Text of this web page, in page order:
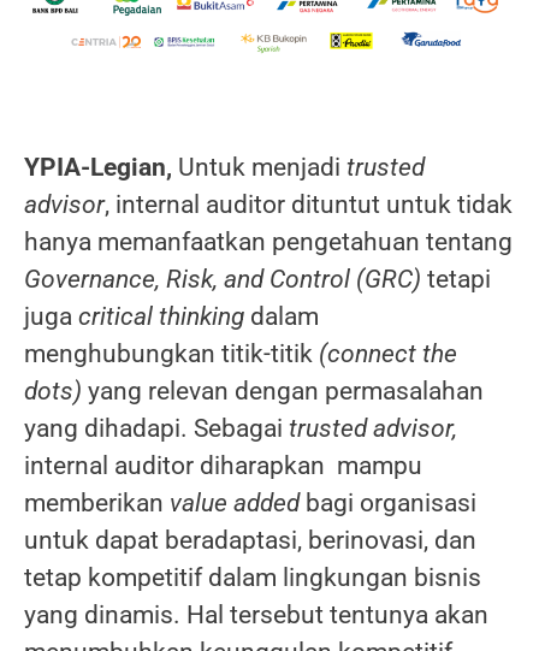
YPIA-Legian, Untuk menjadi trusted
advisor, internal auditor dituntut untuk tidak
hanya memanfaatkan pengetahuan tentang
Governance, Risk, and Control (GRC) tetapi
juga critical thinking dalam
menghubungkan titik-titik (connect the
dots) yang relevan dengan permasalahan
yang dihadapi. Sebagai trusted advisor,
internal auditor diharapkan mampu
memberikan value addedbagi organisasi
untuk dapat beradaptasi, berinovasi, dan
tetap kompetitif dalam lingkungan bisnis
yang dinamis. Hal tersebut tentunya akan